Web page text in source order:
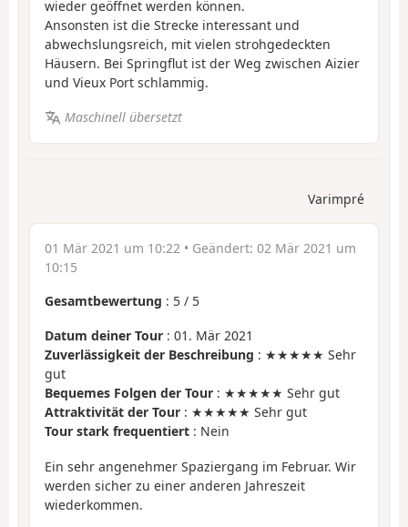
wieder geöffnet werden können.
Ansonsten ist die Strecke interessant und
abwechslungsreich, mit vielen strohgedeckten
Häusern. Bei Springflut ist der Weg zwischen Aizier
und Vieux Port schlammig.
Maschinell übersetzt
Varimpré
01 Mär 2021 um 10:22 • Geändert: 02 Mär 2021 um
10:15
Gesamtbewertung : 5 / 5
Datum deiner Tour : 01. Mär 2021
Zuverlässigkeit der Beschreibung : ★★★★★ Sehr
gut
Bequemes Folgen der Tour : ★★★★★ Sehr gut
Attraktivität der Tour : ★★★★★ Sehr gut
Tour stark frequentiert : Nein
Ein sehr angenehmer Spaziergang im Februar. Wir
werden sicher zu einer anderen Jahreszeit
wiederkommen.